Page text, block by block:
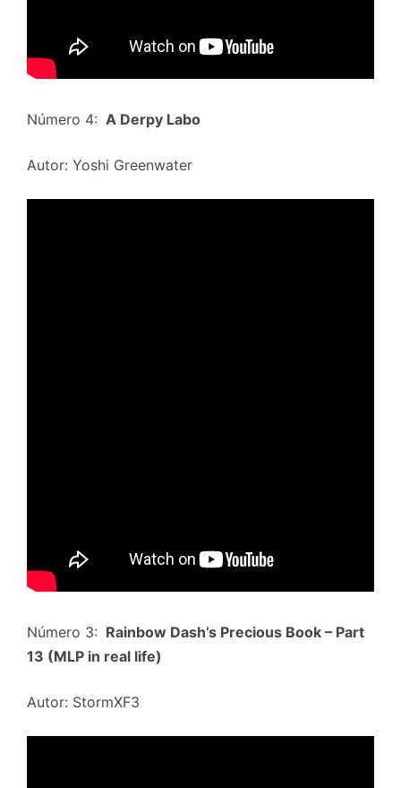
Número 4: A Derpy Labo
Autor: Yoshi Greenwater
Número 3: Rainbow Dash’s Precious Book – Part
13 (MLP in real life)
Autor: StormXF3